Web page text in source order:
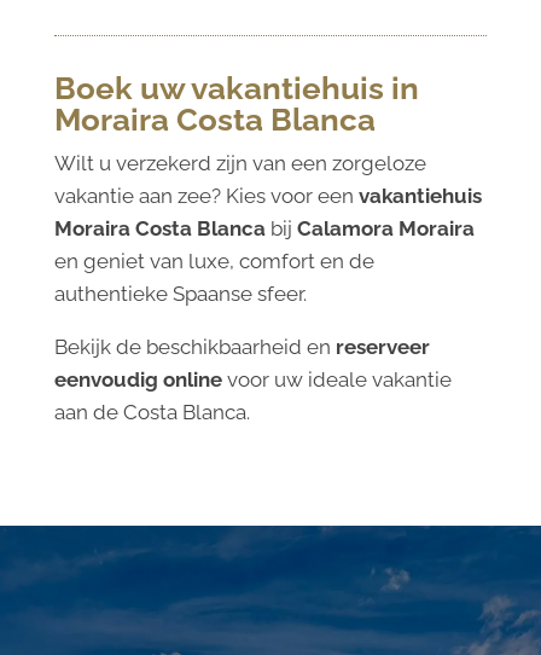
Boek uw vakantiehuis in
Moraira Costa Blanca
Wilt u verzekerd zijn van een zorgeloze
vakantie aan zee? Kies voor een vakantiehuis
Moraira Costa Blancabij Calamora Moraira
en geniet van luxe, comfort en de
authentieke Spaanse sfeer.
Bekijk de beschikbaarheid en reserveer
eenvoudig onlinevoor uw ideale vakantie
aan de Costa Blanca.